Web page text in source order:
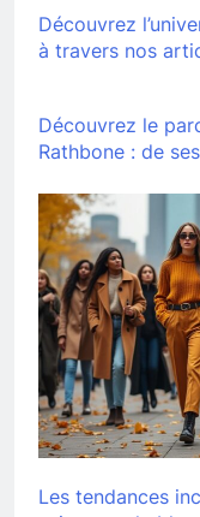
Découvrez
à travers nos
Découvrez le
Rathbone : de
Les tendances